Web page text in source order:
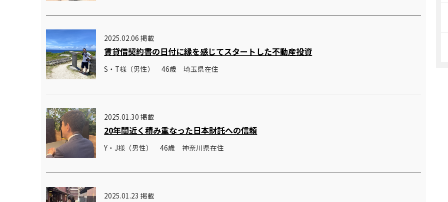
2025.02.06 掲載
賃貸借契約書の日付に縁を感じてスタートした不動産投資
S・T様（男性） 46歳 埼玉県在住
2025.01.30 掲載
20年間近く積み重なった日本財託への信頼
Y・J様（男性） 46歳 神奈川県在住
2025.01.23 掲載